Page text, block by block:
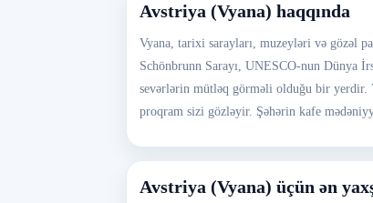
Avstriya (Vyana) haqqında
Vyana, tarixi sarayları, muzeyləri və gözəl
Schönbrunn Sarayı, UNESCO-nun Dünya
sevərlərin mütləq görməli olduğu bir yerdir.
proqram sizi gözləyir. Şəhərin kafe
Avstriya (Vyana) üçün ən